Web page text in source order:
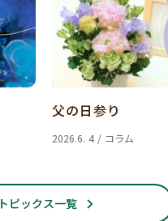
父の日参り
2026.6. 4 / コラム
トピックス一覧